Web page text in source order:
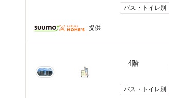
バス・トイレ別
提供
4階
バス・トイレ別